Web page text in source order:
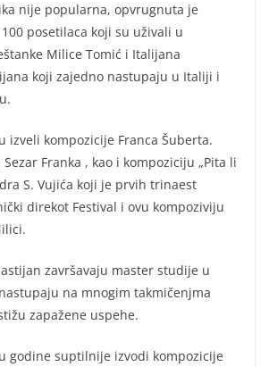
nije popularna, opvrugnuta je
posetilaca koji su uživali u
Milice Tomić i Italijana
koji zajedno nastupaju u Italiji i
izveli kompozicije Franca Šuberta.
Franka , kao i kompoziciju „Pita li
S. Vujića koji je prvih trinaest
direkot Festival i ovu kompoziviju
završavaju master studije u
na mnogim takmičenjma
zapažene uspehe.
godine suptilnije izvodi kompozicije